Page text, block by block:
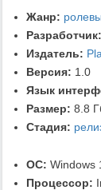
Жанр:
Разработчик:
Издатель:
Версия: 1.0
Язык
Размер: 8.8
Стадия:
ОС: Windows
Процессор: